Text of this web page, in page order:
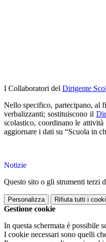
I Collaboratori del Dirigente
Nello specifico, partecipano, al
verbalizzanti; sostituiscono il
scolastico, coordinano le
aggiornare i dati su “Scuola in
Notizie
Questo sito o gli strumenti terzi
Personalizza Rifiuta tutti i
Gestione cookie
In questa schermata è possibile
I cookie necessari sono quelli